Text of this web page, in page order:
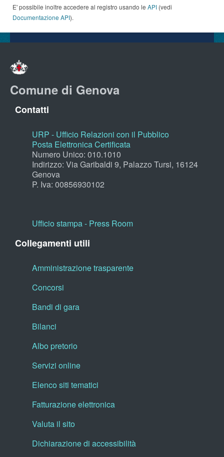
E' possibile inoltre accedere al registro usando le API (vedi
Documentazione API).
Comune di Genova
Contatti
URP - Ufficio Relazioni con il Pubblico
Posta Elettronica Certificata
Numero Unico: 010.1010
Indirizzo: Via Garibaldi 9, Palazzo Tursi, 16124
Genova
P. Iva: 00856930102
Ufficio stampa - Press Room
Collegamenti utili
Amministrazione trasparente
Concorsi
Bandi di gara
Bilanci
Albo pretorio
Servizi online
Elenco siti tematici
Fatturazione elettronica
Valuta il sito
Dichiarazione di accessibilità